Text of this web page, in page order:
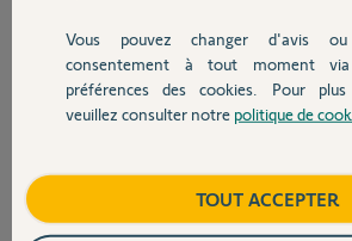
Devis avec un pro
Contact
l'intérieur du boitier électronique.
Merci de bien vouloir vérifier la première option.
Cordialement
Vous pouvez changer d'avis
consentement à tout moment
préférences des cookies. Pour plus
veuillez consulter notre politique de
TOUT ACCEPTER